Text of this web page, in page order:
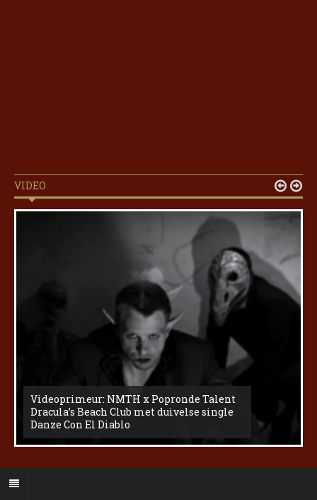
VIDEO
Videoprimeur: NMTH x Popronde Talent
Dracula’s Beach Club met duivelse single
Danze Con El Diablo
 